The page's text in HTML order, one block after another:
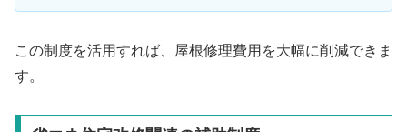
この制度を活用すれば、屋根修理費用を大幅に削減できま
す。